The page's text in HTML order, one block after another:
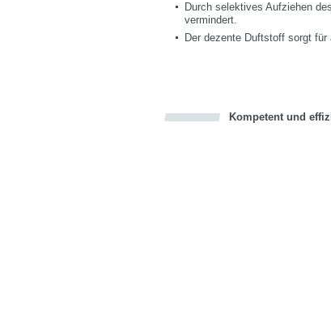
Durch selektives Aufziehen
vermindert.
Der dezente Duftstoff sorgt
Kompetent und